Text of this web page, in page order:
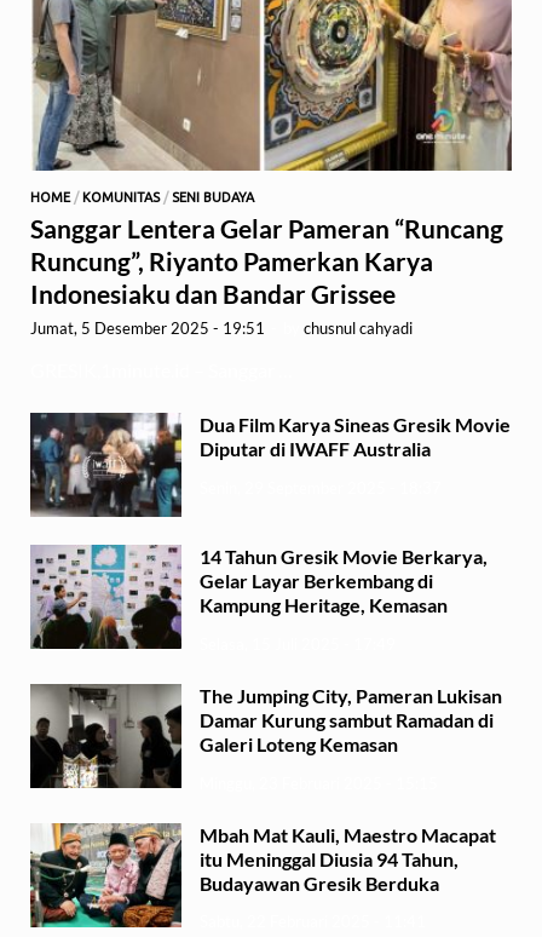
HOME / KOMUNITAS/ SENI BUDAYA
Sanggar Lentera Gelar Pameran “Runcang
Runcung”, Riyanto Pamerkan Karya
Indonesiaku dan Bandar Grissee
Jumat, 5 Desember 2025 - 19:51 chusnul cahyadi
Dua Film Karya Sineas Gresik Movie
Diputar di IWAFF Australia
14 Tahun Gresik Movie Berkarya,
Gelar Layar Berkembang di
Kampung Heritage, Kemasan
The Jumping City, Pameran Lukisan
Damar Kurung sambut Ramadan di
Galeri Loteng Kemasan
Mbah Mat Kauli, Maestro Macapat
itu Meninggal Diusia 94 Tahun,
Budayawan Gresik Berduka